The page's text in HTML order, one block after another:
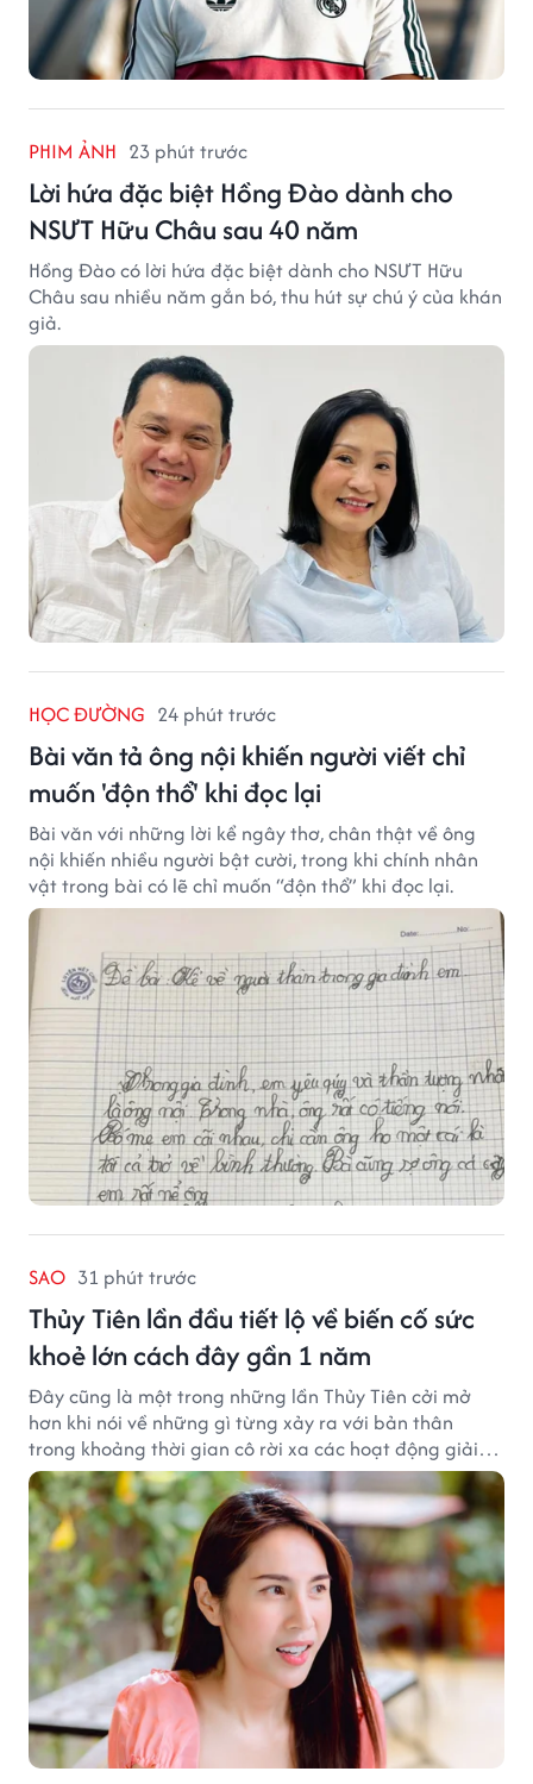
PHIM ẢNH 23 phút trước
Lời hứa đặc biệt Hồng Đào dành cho
NSƯT Hữu Châu sau 40 năm
Hồng Đào có lời hứa đặc biệt dành cho NSƯT Hữu
Châu sau nhiều năm gắn bó, thu hút sự chú ý của khán
giả.
HỌC ĐƯỜNG 24 phút trước
Bài văn tả ông nội khiến người viết chỉ
muốn 'độn thổ' khi đọc lại
Bài văn với những lời kể ngây thơ, chân thật về ông
nội khiến nhiều người bật cười, trong khi chính nhân
vật trong bài có lẽ chỉ muốn “độn thổ” khi đọc lại.
SAO 31 phút trước
Thủy Tiên lần đầu tiết lộ về biến cố sức
khoẻ lớn cách đây gần 1 năm
Đây cũng là một trong những lần Thủy Tiên cởi mở
hơn khi nói về những gì từng xảy ra với bản thân
trong khoảng thời gian cô rời xa các hoạt động giải
trí.